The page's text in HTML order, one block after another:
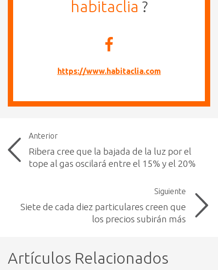
habitaclia ?
https://www.habitaclia.com
Anterior
Ribera cree que la bajada de la luz por el
tope al gas oscilará entre el 15% y el 20%
Siguiente
Siete de cada diez particulares creen que
los precios subirán más
Artículos Relacionados